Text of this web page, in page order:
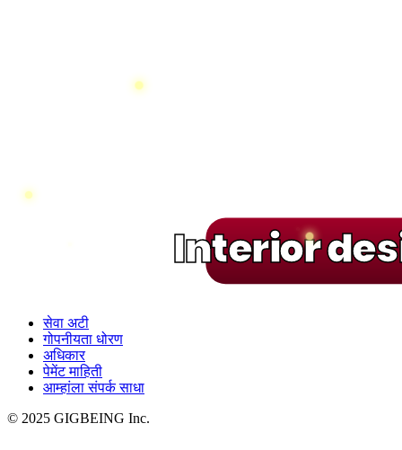
Interior
सेवा अटी
गोपनीयता धोरण
अधिकार
पेमेंट माहिती
आम्हांला संपर्क साधा
© 2025 GIGBEING Inc.